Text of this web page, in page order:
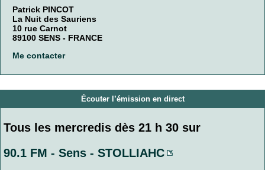
Patrick PINCOT
La Nuit des Sauriens
10 rue Carnot
89100 SENS - FRANCE
Me contacter
Écouter l’émission en direct
Tous les mercredis dès 21 h 30 sur
90.1 FM - Sens - STOLLIAHC